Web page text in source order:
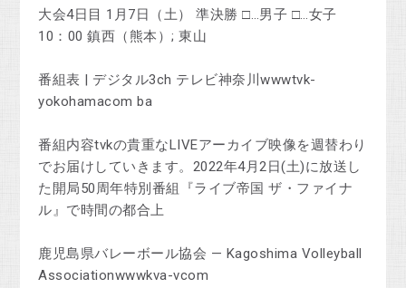
大会4日目 1月7日（土） 準決勝 □…男子 □…女子
10：00 鎮西（熊本）; 東山
番組表 | デジタル3ch テレビ神奈川wwwtvk-
yokohamacom ba
番組内容tvkの貴重なLIVEアーカイブ映像を週替わり
でお届けしていきます。2022年4月2日(土)に放送し
た開局50周年特別番組『ライブ帝国 ザ・ファイナ
ル』で時間の都合上
鹿児島県バレーボール協会 — Kagoshima Volleyball
Associationwwwkva-vcom